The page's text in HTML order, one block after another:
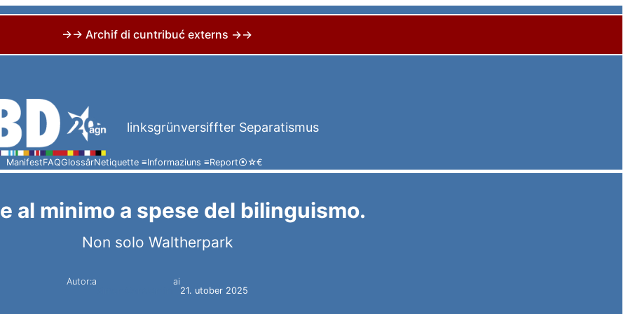
→→ Archif di cuntribuć externs →→
linksgrünversiffter Separatismus
ManifestFAQGlossârNetiquette ≡Informaziuns ≡Report⦿☆€
al minimo a spese del bilinguismo.
Non solo Waltherpark
Autor:a
ai
21. utober 2025